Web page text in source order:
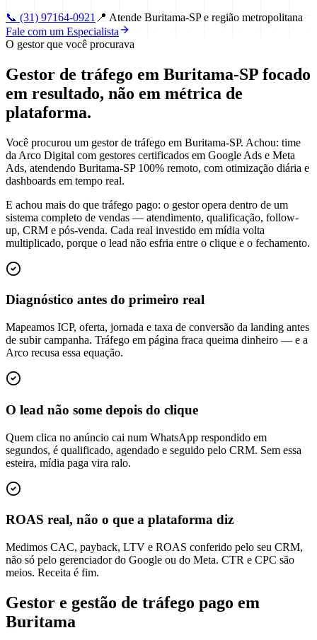
📞 (31) 97164-0921 📍 Atende Buritama-SP e região metropolitana
Fale com um Especialista
O gestor que você procurava
Gestor de tráfego em Buritama-SP focado
em resultado, não em métrica de
plataforma.
Você procurou um gestor de tráfego em Buritama-SP. Achou: time
da Arco Digital com gestores certificados em Google Ads e Meta
Ads, atendendo Buritama-SP 100% remoto, com otimização diária e
dashboards em tempo real.
E achou mais do que tráfego pago: o gestor opera dentro de um
sistema completo de vendas — atendimento, qualificação, follow-
up, CRM e pós-venda. Cada real investido em mídia volta
multiplicado, porque o lead não esfria entre o clique e o fechamento.
Diagnóstico antes do primeiro real
Mapeamos ICP, oferta, jornada e taxa de conversão da landing antes
de subir campanha. Tráfego em página fraca queima dinheiro — e a
Arco recusa essa equação.
O lead não some depois do clique
Quem clica no anúncio cai num WhatsApp respondido em
segundos, é qualificado, agendado e seguido pelo CRM. Sem essa
esteira, mídia paga vira ralo.
ROAS real, não o que a plataforma diz
Medimos CAC, payback, LTV e ROAS conferido pelo seu CRM,
não só pelo gerenciador do Google ou do Meta. CTR e CPC são
meios. Receita é fim.
Gestor e gestão de tráfego pago em
Buritama